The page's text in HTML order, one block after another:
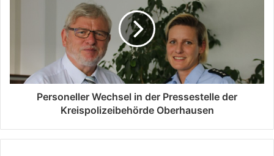
Personeller Wechsel in der Pressestelle der
Kreispolizeibehörde Oberhausen